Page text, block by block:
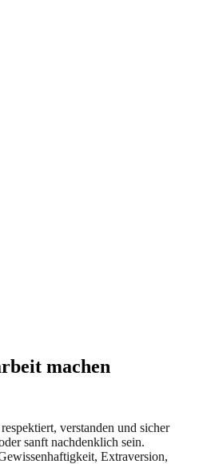
machen
verstanden und sicher
sanft nachdenklich sein.
Extraversion,